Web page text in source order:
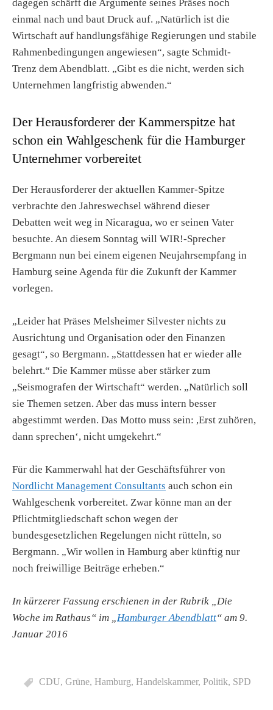
dagegen schärft die Argumente seines Präses noch
einmal nach und baut Druck auf. „Natürlich ist die
Wirtschaft auf handlungsfähige Regierungen und stabile
Rahmenbedingungen angewiesen“, sagte Schmidt-
Trenz dem Abendblatt. „Gibt es die nicht, werden sich
Unternehmen langfristig abwenden.“
Der Herausforderer der Kammerspitze hat
schon ein Wahlgeschenk für die Hamburger
Unternehmer vorbereitet
Der Herausforderer der aktuellen Kammer-Spitze
verbrachte den Jahreswechsel während dieser
Debatten weit weg in Nicaragua, wo er seinen Vater
besuchte. An diesem Sonntag will WIR!-Sprecher
Bergmann nun bei einem eigenen Neujahrsempfang in
Hamburg seine Agenda für die Zukunft der Kammer
vorlegen.
„Leider hat Präses Melsheimer Silvester nichts zu
Ausrichtung und Organisation oder den Finanzen
gesagt“, so Bergmann. „Stattdessen hat er wieder alle
belehrt.“ Die Kammer müsse aber stärker zum
„Seismografen der Wirtschaft“ werden. „Natürlich soll
sie Themen setzen. Aber das muss intern besser
abgestimmt werden. Das Motto muss sein: ,Erst zuhören,
dann sprechen‘, nicht umgekehrt.“
Für die Kammerwahl hat der Geschäftsführer von
Nordlicht Management Consultants auch schon ein
Wahlgeschenk vorbereitet. Zwar könne man an der
Pflichtmitgliedschaft schon wegen der
bundesgesetzlichen Regelungen nicht rütteln, so
Bergmann. „Wir wollen in Hamburg aber künftig nur
noch freiwillige Beiträge erheben.“
In kürzerer Fassung erschienen in der Rubrik „Die
Woche im Rathaus“ im „Hamburger Abendblatt“ am 9.
Januar 2016
CDU, Grüne, Hamburg, Handelskammer, Politik, SPD